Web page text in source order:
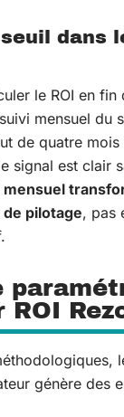
dans
le ROI en fin
mensuel du
de quatre
signal est clair
mensuel
pilotage, pas
ROI
génère des